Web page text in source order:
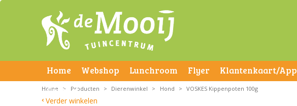
Home Webshop Lunchroom Flyer Klantenkaart/App
Contact
Home > Producten > Dierenwinkel > Hond > VOSKES Kippenpoten 100g
Verder winkelen